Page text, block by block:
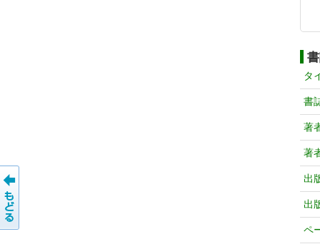
タ
書
著
著
出
出
ペ